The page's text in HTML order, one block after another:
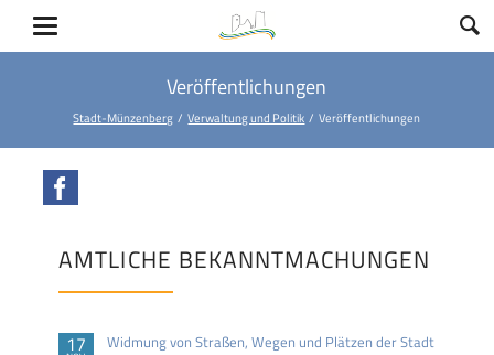
Veröffentlichungen
Stadt-Münzenberg Verwaltung und Politik Veröffentlichungen
AMTLICHE BEKANNTMACHUNGEN
17
Widmung von Straßen, Wegen und Plätzen der Stadt